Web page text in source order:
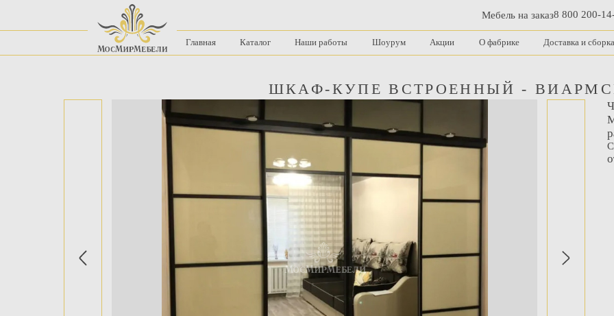
Мебель на заказ8 800 200-
Главная Каталог Наши работы Шоурум Акции О фабрике Доставка и сборка
ШКАФ-КУПЕ ВСТРОЕННЫЙ -